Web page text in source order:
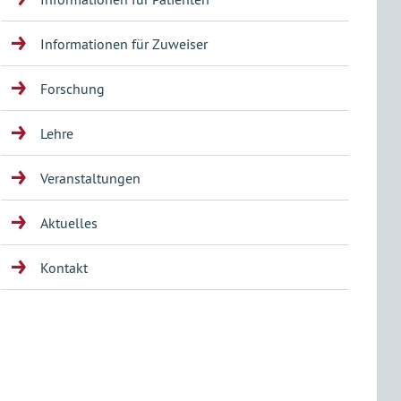
Informationen für Zuweiser
Forschung
Lehre
Veranstaltungen
Aktuelles
Kontakt